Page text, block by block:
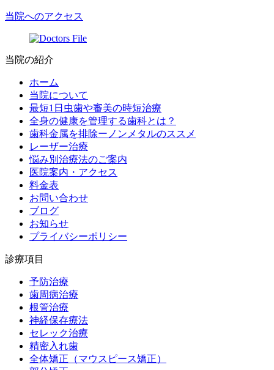
当院へのアクセス
当院の紹介
ホーム
当院について
最短1日虫歯や審美の時短治療
全身の健康を管理する歯科とは？
歯科金属を排除ーノンメタルのススメ
レーザー治療
悩み別治療法のご案内
医院案内・アクセス
料金表
お問い合わせ
ブログ
お知らせ
プライバシーポリシー
診療項目
予防治療
歯周病治療
根管治療
神経保存療法
セレック治療
精密入れ歯
全体矯正（マウスピース矯正）